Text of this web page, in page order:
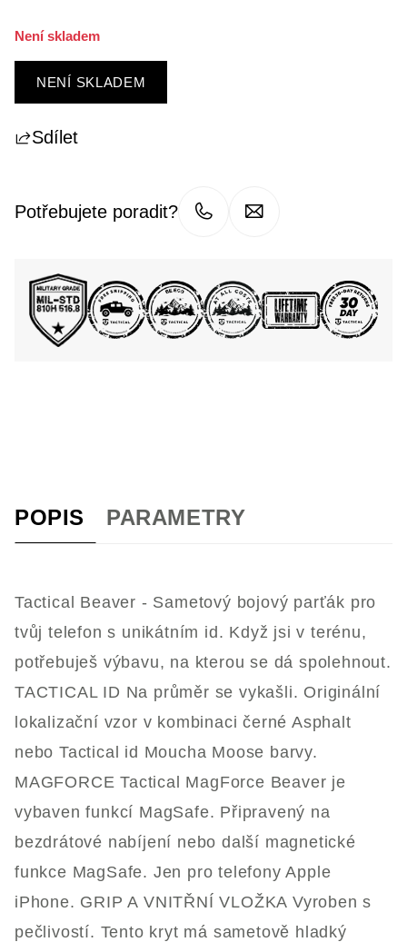
Není skladem
NENÍ SKLADEM
Sdílet
Potřebujete poradit?
POPIS PARAMETRY
Tactical Beaver - Sametový bojový parťák pro
tvůj telefon s unikátním id. Když jsi v terénu,
potřebuješ výbavu, na kterou se dá spolehnout.
TACTICAL ID Na průměr se vykašli. Originální
lokalizační vzor v kombinaci černé Asphalt
nebo Tactical id Moucha Moose barvy.
MAGFORCE Tactical MagForce Beaver je
vybaven funkcí MagSafe. Připravený na
bezdrátové nabíjení nebo další magnetické
funkce MagSafe. Jen pro telefony Apple
iPhone. GRIP A VNITŘNÍ VLOŽKA Vyroben s
pečlivostí. Tento kryt má sametově hladký